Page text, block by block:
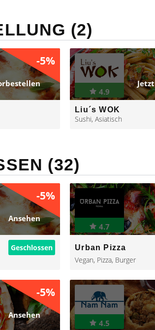
(2)
-5%
4.9
Liu´s WOK
Sushi,Asiatisch
(32)
-5%
Ansehen
Geschlossen
4.7
Urban Pizza
Vegan, Pizza, Burger
-5%
Ansehen
4.5